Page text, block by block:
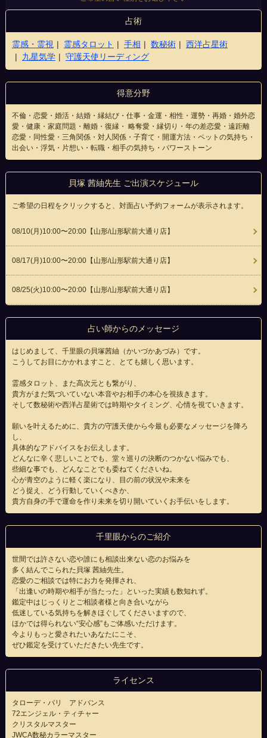
占術
霊感・霊視 霊感タロット 手相 数秘術
西洋占星術
九星気学
守護天使リーディング
得意分野
不倫・恋愛・婚活・結婚・縁結び・仕事・金運・相性・運勢・再婚・婚外恋
愛・健康・家庭問題・離婚・復縁・ 略奪愛・縁切り・年の差恋愛・遠距離
恋愛・同性愛・三角関係・対人関係・子育て・開運方法・ペットの気持ち・
出会い・浮気・片想い・転職・相手の気持ち・パワーストーン
貝塚 茜紬先生 ご出演スケジュール
ご希望の日程をクリックすると、対面占い予約フォームが表示されます。
08/10(月 )10:00〜20:00【山形/山形駅前大通り店】
08/17(月 )10:00〜20:00【山形/山形駅前大通り店】
08/25(火)10:00〜20:00【山形/山形駅前大通り店】
占い師からのメッセージ
はじめまして、千里眼の貝塚茜紬（かいづかあづみ）です。
こうしてお目にかかれますこと、とても嬉しく思います。
霊感タロット、また高次元とも繋がり、
貴方がまだ気づいていない本音やお相手の本心を視抜きます。
そして数秘術や西洋占星術では時期やタイミング、心情を視ていきます。
願いを叶えるために、貴方の守護天使から今最も必要なメッセージを降ろ
し、
具体的なアドバイスをお伝えします。
どんなに辛く悲しいことでも、堂々巡りの決断のつかない悩みでも、
些細な事でも、どんなことでも委ねてくださいね。
心が青空のように軽く楽になり、目の前の状況や未来を
どう捉え、どう行動していくべきか、
貴方自身の手で運命を作り未来を切り開いていくお手伝いをします。
千里眼からのご紹介
世間では許さない恋や誰にも相談出来ない恋のお悩みを
多く結んでこられた貝塚 茜紬先生。
恋愛のご相談では特にお力を発揮され、
「出逢いの時期や相手が当たった」といった実績も数知れず。
鑑定中はじっくりとご相談者様と向き合いながら
低迷している気持ちを解きほぐしてくださいますので、
ほかでは得られない“安心感”もご体感いただけます。
今よりもっと愛されたいあなたにこそ、
ぜひ鑑定を受けていただきたい先生です。
ライセンス
タローデ・パリ アドバンス
72エンジェル・ティチャー
クリスタルマスター
JWCA数秘カラーマスター